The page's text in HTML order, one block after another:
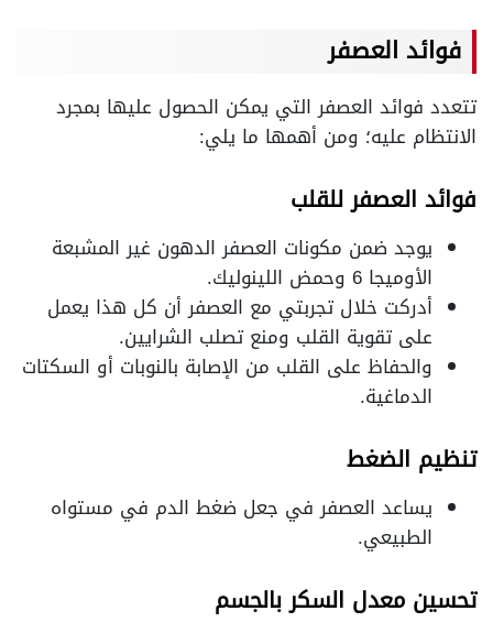
فوائد العصفر
تتعدد فوائد العصفر التي يمكن الحصول عليها بمجرد
الانتظام عليه؛ ومن أهمها ما يلي:
فوائد العصفر للقلب
يوجد ضمن مكونات العصفر الدهون غير المشبعة
الأوميجا 6 وحمض اللينوليك.
أدركت خلال تجربتي مع العصفر أن كل هذا يعمل
على تقوية القلب ومنع تصلب الشرايين.
والحفاظ على القلب من الإصابة بالنوبات أو السكتات
الدماغية.
تنظيم الضغط
يساعد العصفر في جعل ضغط الدم في مستواه
الطبيعي.
تحسين معدل السكر بالجسم